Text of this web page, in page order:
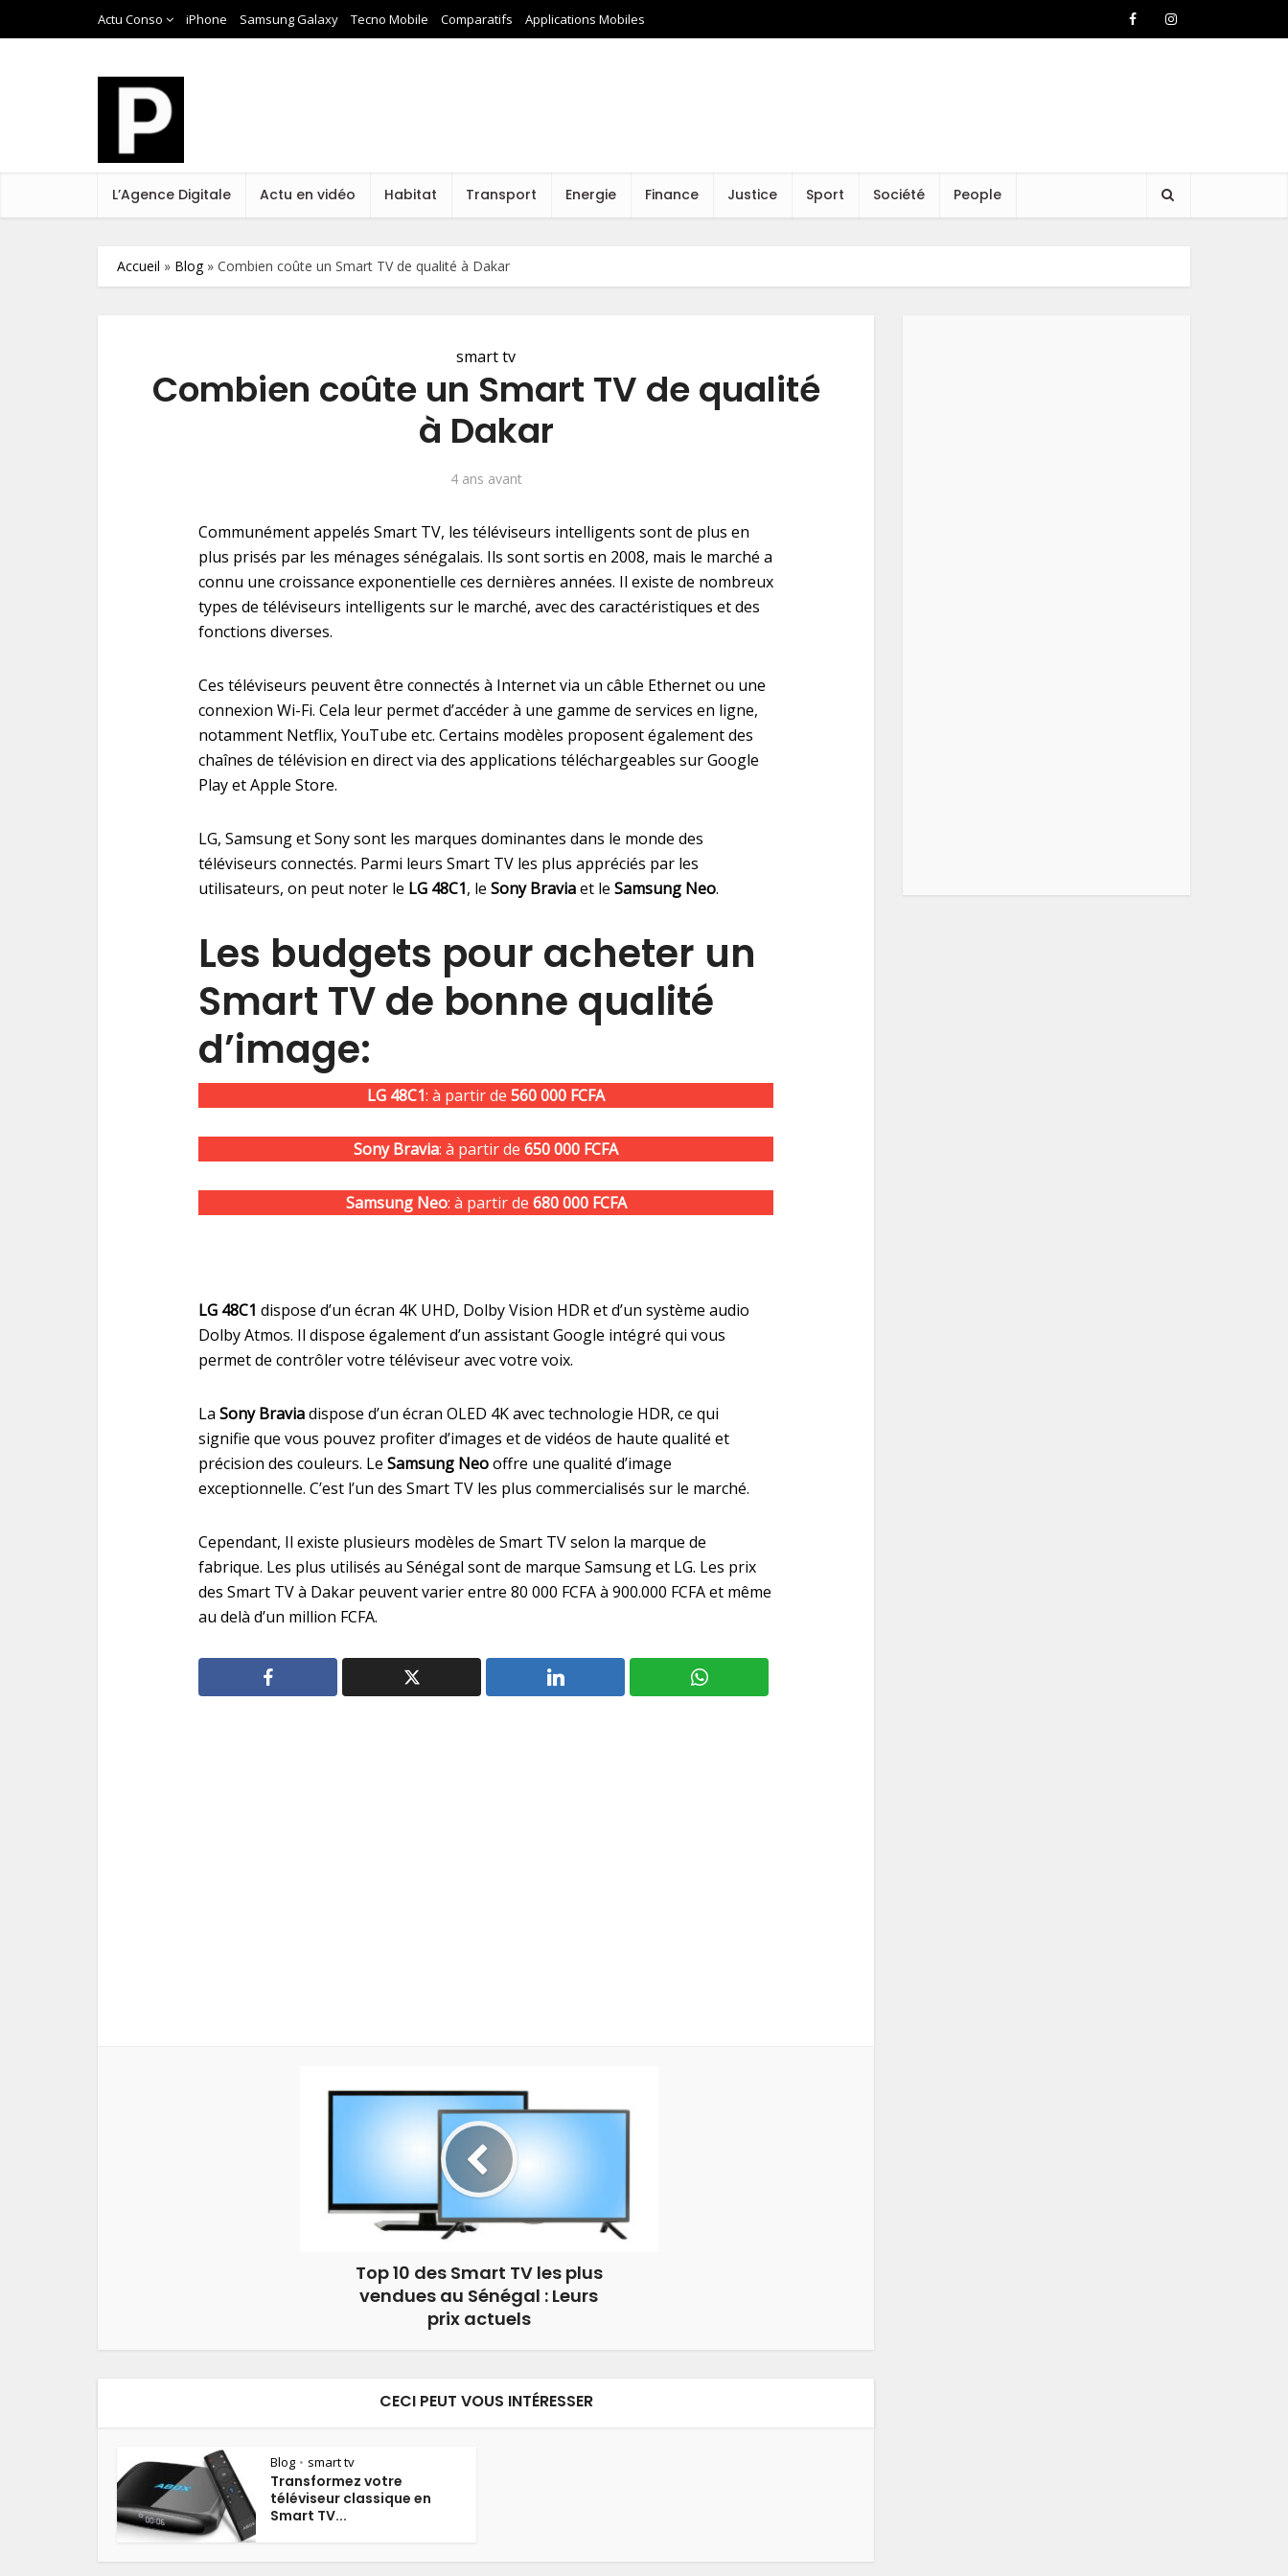
Actu Conso iPhone Samsung Galaxy Tecno Mobile Comparatifs Applications Mobiles
L’Agence Digitale Actu en vidéo Habitat Transport Energie Finance Justice Sport Société People
Accueil » Blog» Combien coûte un Smart TV de qualité à Dakar
smart tv
Combien coûte un Smart TV de qualité
à Dakar
4 ans avant
Communément appelés Smart TV, les téléviseurs intelligents sont de plus en
plus prisés par les ménages sénégalais. Ils sont sortis en 2008, mais le marché a
connu une croissance exponentielle ces dernières années. Il existe de nombreux
types de téléviseurs intelligents sur le marché, avec des caractéristiques et des
fonctions diverses.
Ces téléviseurs peuvent être connectés à Internet via un câble Ethernet ou une
connexion Wi-Fi. Cela leur permet d’accéder à une gamme de services en ligne,
notamment Netflix, YouTube etc. Certains modèles proposent également des
chaînes de télévision en direct via des applications téléchargeables sur Google
Play et Apple Store.
LG, Samsung et Sony sont les marques dominantes dans le monde des
téléviseurs connectés. Parmi leurs Smart TV les plus appréciés par les
utilisateurs, on peut noter le LG 48C1, le Sony Braviaet le Samsung Neo.
Les budgets pour acheter un
Smart TV de bonne qualité
d’image:
LG 48C1: à partir de 560 000 FCFA
Sony Bravia: à partir de 650 000 FCFA
Samsung Neo: à partir de 680 000 FCFA
LG 48C1 dispose d’un écran 4K UHD, Dolby Vision HDR et d’un système audio
Dolby Atmos. Il dispose également d’un assistant Google intégré qui vous
permet de contrôler votre téléviseur avec votre voix.
La Sony Braviadispose d’un écran OLED 4K avec technologie HDR, ce qui
signifie que vous pouvez profiter d’images et de vidéos de haute qualité et
précision des couleurs. Le Samsung Neooffre une qualité d’image
exceptionnelle. C’est l’un des Smart TV les plus commercialisés sur le marché.
Cependant, Il existe plusieurs modèles de Smart TV selon la marque de
fabrique. Les plus utilisés au Sénégal sont de marque Samsung et LG. Les prix
des Smart TV à Dakar peuvent varier entre 80 000 FCFA à 900.000 FCFA et même
au delà d’un million FCFA.
Top 10 des Smart TV les plus
vendues au Sénégal : Leurs
prix actuels
CECI PEUT VOUS INTÉRESSER
Blog • smart tv
Transformez votre
téléviseur classique en
Smart TV...